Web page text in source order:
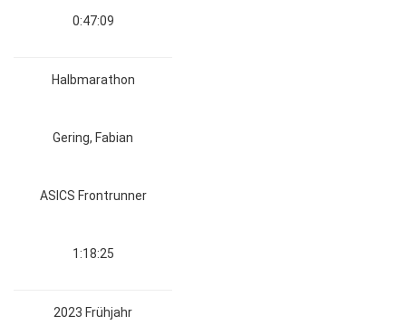
0:47:09
Halbmarathon
Gering, Fabian
ASICS Frontrunner
1:18:25
2023 Frühjahr